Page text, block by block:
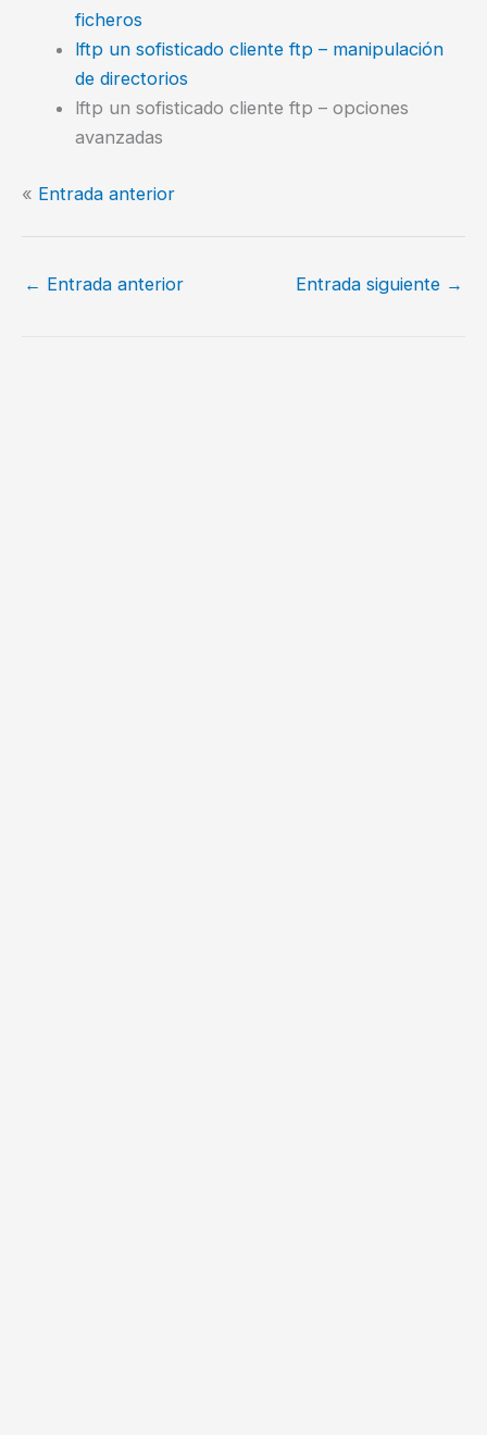
ficheros
lftp un sofisticado cliente ftp – manipulación
de directorios
lftp un sofisticado cliente ftp – opciones
avanzadas
« Entrada anterior
← Entrada anterior Entrada siguiente →